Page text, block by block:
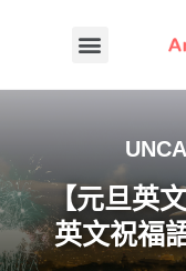
【元旦英
英文祝福